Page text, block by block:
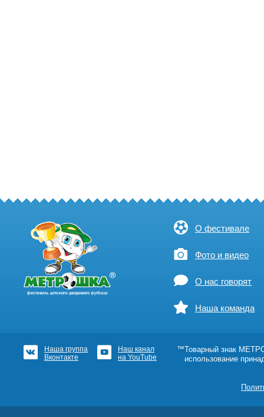
О фестивале
Фото и видео
О нас говорят
Наша команда
Наша группа
Вконтакте
Наш канал
на YouTube
™Товарный знак
использование